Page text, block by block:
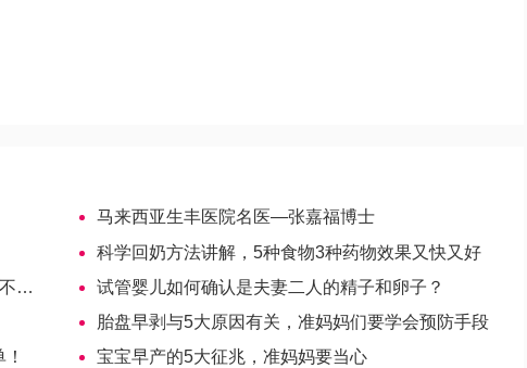
马来西亚生丰医院名医—张嘉福博士
科学回奶方法讲解，5种食物3种药物效果又快又好
试管婴儿如何确认是夫妻二人的精子和卵子？
胎盘早剥与5大原因有关，准妈妈们要学会预防手段
宝宝早产的5大征兆，准妈妈要当心